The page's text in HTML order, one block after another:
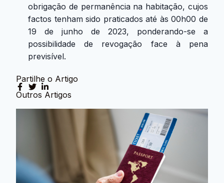
obrigação de permanência na habitação, cujos
factos tenham sido praticados até às 00h00 de
19 de junho de 2023, ponderando-se a
possibilidade de revogação face à pena
previsível.
Partilhe o Artigo
Outros Artigos